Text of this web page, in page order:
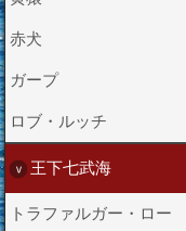
赤犬
ガープ
ロブ・ルッチ
王下七武海
トラファルガー・ロー